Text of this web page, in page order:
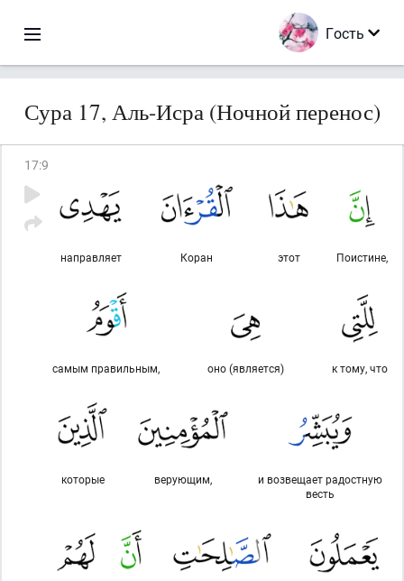
Гость
Сура 17, Аль-Исра (Ночной перенос)
17:9
Поистине,
этот
Коран
направляет
к тому, что
оно (является)
самым правильным,
и возвещает радостную
весть
верующим,
которые